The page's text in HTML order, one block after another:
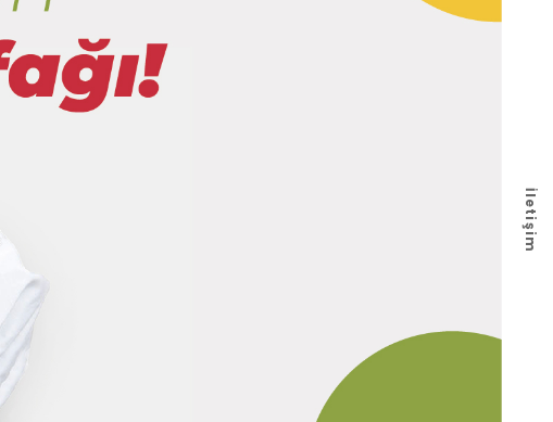
İletişim